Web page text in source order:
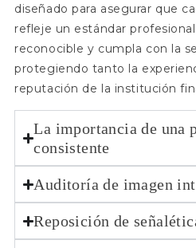
diseñado para asegurar que
refleje un estándar
reconocible y cumpla con la
protegiendo tanto la
reputación de la institución
La importancia de una
consistente
Auditoría de imagen
Reposición de